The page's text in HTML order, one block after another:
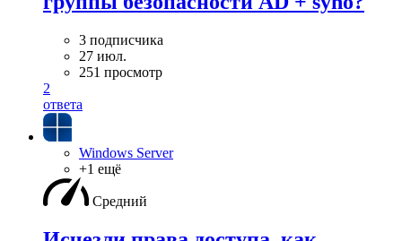
3 подписчика
27 июл.
251 просмотр
2
ответа
Windows Server
+1 ещё
Средний